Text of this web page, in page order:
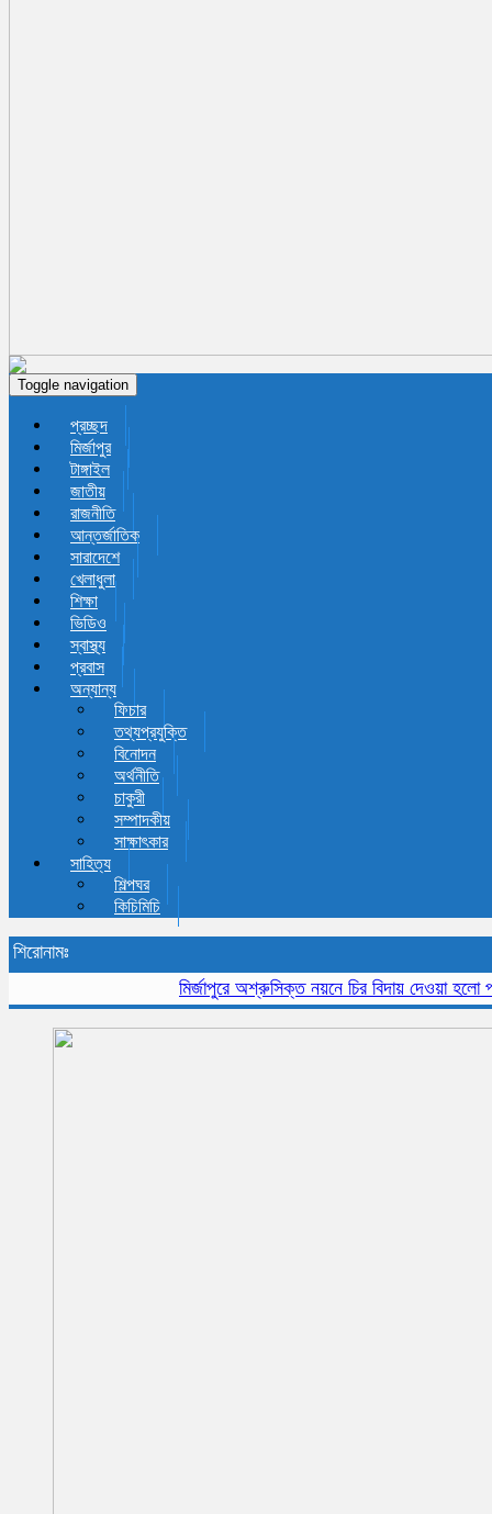
Toggle navigation
প্রচ্ছদ
মির্জাপুর
টাঙ্গাইল
জাতীয়
রাজনীতি
আন্তর্জাতিক
সারাদেশে
খেলাধুলা
শিক্ষা
ভিডিও
স্বাস্থ্য
প্রবাস
অন্যান্য
ফিচার
তথ্যপ্রযুক্তি
বিনোদন
অর্থনীতি
চাকুরী
সম্পাদকীয়
সাক্ষাৎকার
সাহিত্য
শিল্পঘর
কিচিমিচি
শিরোনামঃ
মির্জাপুরে অশ্রুসিক্ত নয়নে চির বিদায় দেওয়া হলো প্রবীন